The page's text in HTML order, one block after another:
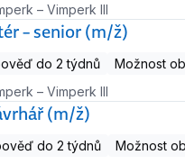
– Vimperk III
– senior (m/ž)
do 2 týdnů
Možnost
– Vimperk III
(m/ž)
do 2 týdnů
Možnost